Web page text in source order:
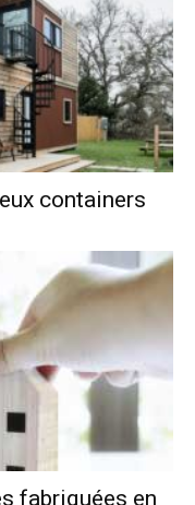
containers
fabriquées en